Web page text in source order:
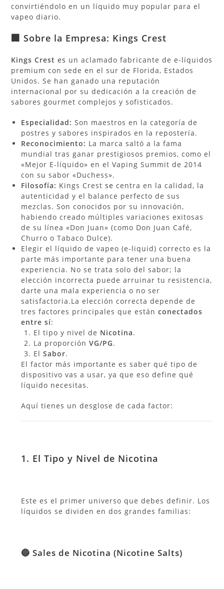
convirtiéndolo en un líquido muy popular para el
vapeo diario.
🏢 Sobre la Empresa: Kings Crest
Kings Crest es un aclamado fabricante de e-líquidos
premium con sede en el sur de Florida, Estados
Unidos. Se han ganado una reputación
internacional por su dedicación a la creación de
sabores gourmet complejos y sofisticados.
Especialidad: Son maestros en la categoría de
postres y sabores inspirados en la repostería.
Reconocimiento: La marca saltó a la fama
mundial tras ganar prestigiosos premios, como el
«Mejor E-líquido» en el Vaping Summit de 2014
con su sabor «Duchess».
Filosofía: Kings Crestse centra en la calidad, la
autenticidad y el balance perfecto de sus
mezclas. Son conocidos por su innovación,
habiendo creado múltiples variaciones exitosas
de su línea «Don Juan» (como Don Juan Café,
Churro o Tabaco Dulce).
Elegir el líquido de vapeo (e-liquid) correcto es la
parte más importante para tener una buena
experiencia. No se trata solo del sabor; la
elección incorrecta puede arruinar tu resistencia,
darte una mala experiencia o no ser
satisfactoria.La elección correcta depende de
tres factores principales que estánconectados
entre sí:
El tipo y nivel de Nicotina.
La proporciónVG/PG.
ElSabor.
El factor más importante es saber qué tipo de
dispositivo vas a usar, ya que eso define qué
líquido necesitas.
Aquí tienes un desglose de cada factor:
1. El Tipo y Nivel de Nicotina
Este es el primer universo que debes definir. Los
líquidos se dividen en dos grandes familias:
🔵 Sales de Nicotina (Nicotine Salts)